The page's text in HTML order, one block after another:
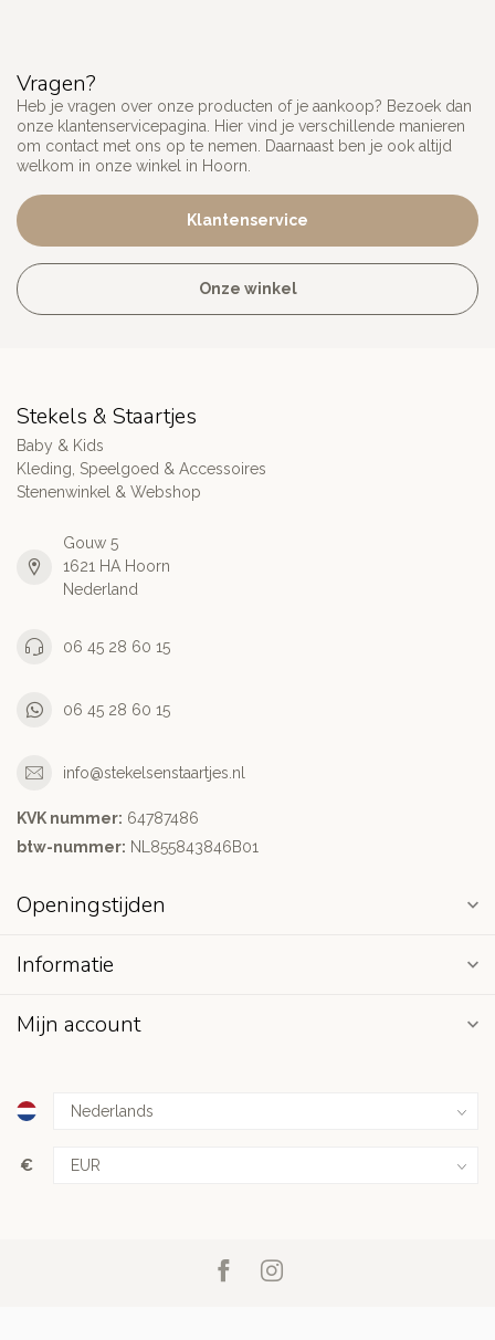
Vragen?
Heb je vragen over onze producten of je aankoop? Bezoek dan
onze klantenservicepagina. Hier vind je verschillende manieren
om contact met ons op te nemen. Daarnaast ben je ook altijd
welkom in onze winkel in Hoorn.
Klantenservice
Onze winkel
Stekels & Staartjes
Baby & Kids
Kleding, Speelgoed & Accessoires
Stenenwinkel & Webshop
Gouw 5
1621 HA Hoorn
Nederland
06 45 28 60 15
06 45 28 60 15
info@stekelsenstaartjes.nl
KVK nummer: 64787486
btw-nummer: NL855843846B01
Openingstijden
Informatie
Mijn account
€